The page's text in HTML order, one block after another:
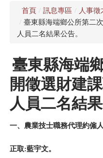
資訊公開專區
首頁 / 訊息專區 / 人事徵
/ 臺東縣海端鄉公所第二
人員二名結果公告。
臺東縣海端
開徵選財建
人員二名結果
一、農業技士職務代理約僱人
正取:藍宇文。